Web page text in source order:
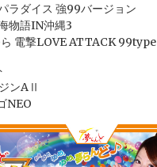
ラダイス 強99バージョン
物語IN沖縄3
電撃LOVE ATTACK 99type
ンAⅡ
NEO